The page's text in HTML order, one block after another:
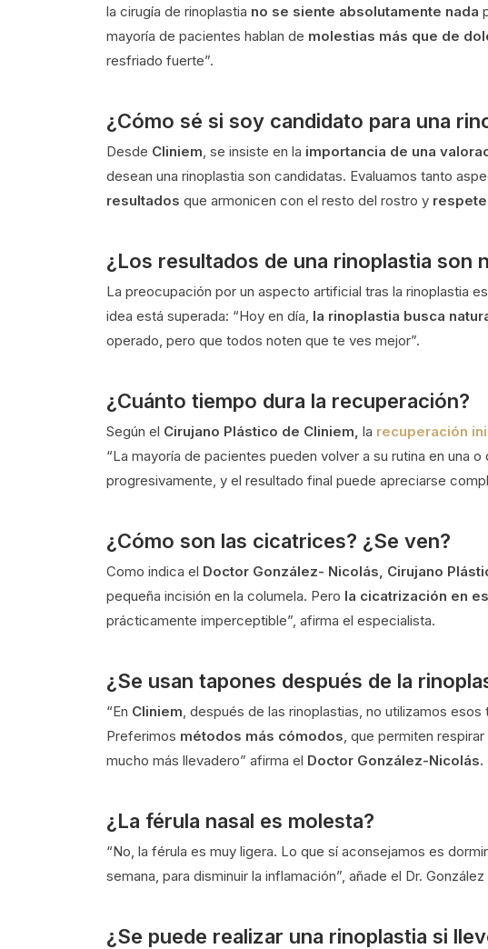
la cirugía de rinoplastia no se siente absolutamente nada
mayoría de pacientes hablan de molestias más que de
resfriado fuerte”.
¿Cómo sé si soy candidato para una
Desde Cliniem, se insiste en la importancia de una
desean una rinoplastia son candidatas. Evaluamos tanto
resultados que armonicen con el resto del rostro y
¿Los resultados de una rinoplastia son
La preocupación por un aspecto artificial tras la rinoplastia
idea está superada: “Hoy en día, la rinoplastia busca
operado, pero que todos noten que te ves mejor”.
¿Cuánto tiempo dura la recuperación?
Según el Cirujano Plástico de Cliniem, la recuperación
“La mayoría de pacientes pueden volver a su rutina en una
progresivamente, y el resultado final puede apreciarse
¿Cómo son las cicatrices? ¿Se ven?
Como indica el Doctor González- Nicolás, Cirujano
pequeña incisión en la columela. Pero la cicatrización en
prácticamente imperceptible”, afirma el especialista.
¿Se usan tapones después de la
“En Cliniem, después de las rinoplastias, no utilizamos
Preferimos métodos más cómodos, que permiten
mucho más llevadero” afirma el Doctor González-Nicolás.
¿La férula nasal es molesta?
“No, la férula es muy ligera. Lo que sí aconsejamos es
semana, para disminuir la inflamación”, añade el Dr.
¿Se puede realizar una rinoplastia si